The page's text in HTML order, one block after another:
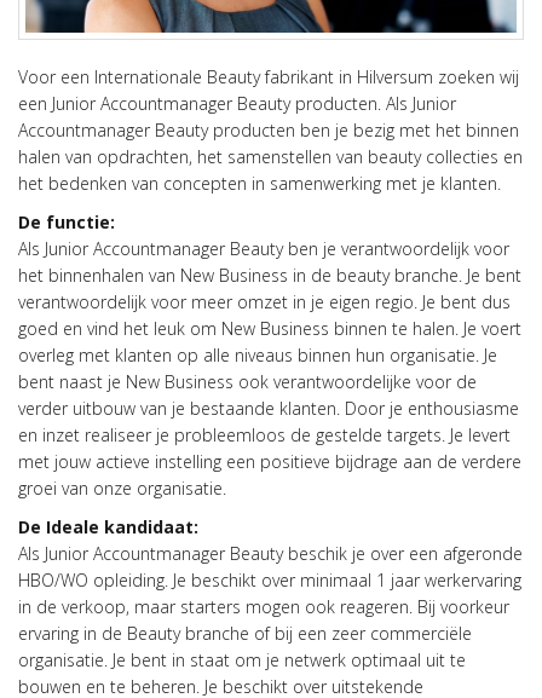
Voor een Internationale Beauty fabrikant in Hilversum zoeken wij
een Junior Accountmanager Beauty producten. Als Junior
Accountmanager Beauty producten ben je bezig met het binnen
halen van opdrachten, het samenstellen van beauty collecties en
het bedenken van concepten in samenwerking met je klanten.
De functie:
Als Junior Accountmanager Beauty ben je verantwoordelijk voor
het binnenhalen van New Business in de beauty branche. Je bent
verantwoordelijk voor meer omzet in je eigen regio. Je bent dus
goed en vind het leuk om New Business binnen te halen. Je voert
overleg met klanten op alle niveaus binnen hun organisatie. Je
bent naast je New Business ook verantwoordelijke voor de
verder uitbouw van je bestaande klanten. Door je enthousiasme
en inzet realiseer je probleemloos de gestelde targets. Je levert
met jouw actieve instelling een positieve bijdrage aan de verdere
groei van onze organisatie.
De Ideale kandidaat:
Als Junior Accountmanager Beauty beschik je over een afgeronde
HBO/WO opleiding. Je beschikt over minimaal 1 jaar werkervaring
in de verkoop, maar starters mogen ook reageren. Bij voorkeur
ervaring in de Beauty branche of bij een zeer commerciële
organisatie. Je bent in staat om je netwerk optimaal uit te
bouwen en te beheren. Je beschikt over uitstekende